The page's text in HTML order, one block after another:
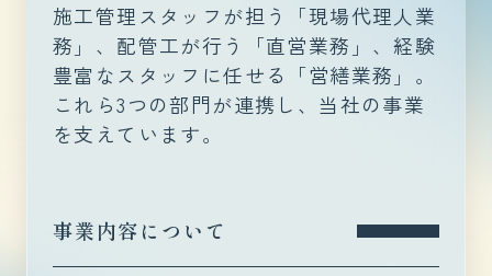
施工管理スタッフが担う「現場代理人業
務」、配管工が行う「直営業務」、経験
豊富なスタッフに任せる「営繕業務」。
これら3つの部門が連携し、当社の事業
を支えています。
事業内容について